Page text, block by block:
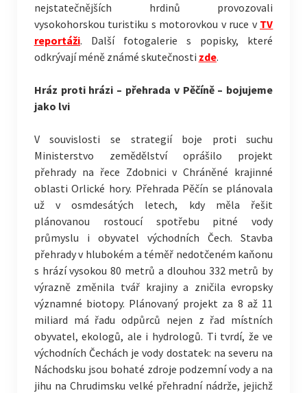
nejstatečnějších hrdinů provozovali
vysokohorskou turistiku s motorovkou v ruce v TV
reportáži. Další fotogalerie s popisky, které
odkrývají méně známé skutečnosti zde.
Hráz proti hrázi – přehrada v Pěčíně – bojujeme
jako lvi
V souvislosti se strategií boje proti suchu
Ministerstvo zemědělství oprášilo projekt
přehrady na řece Zdobnici v Chráněné krajinné
oblasti Orlické hory. Přehrada Pěčín se plánovala
už v osmdesátých letech, kdy měla řešit
plánovanou rostoucí spotřebu pitné vody
průmyslu i obyvatel východních Čech. Stavba
přehrady v hlubokém a téměř nedotčeném kaňonu
s hrází vysokou 80 metrů a dlouhou 332 metrů by
výrazně změnila tvář krajiny a zničila evropsky
významné biotopy. Plánovaný projekt za 8 až 11
miliard má řadu odpůrců nejen z řad místních
obyvatel, ekologů, ale i hydrologů. Ti tvrdí, že ve
východních Čechách je vody dostatek: na severu na
Náchodsku jsou bohaté zdroje podzemní vody a na
jihu na Chrudimsku velké přehradní nádrže, jejichž